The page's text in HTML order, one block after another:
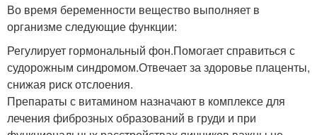
Во время беременности вещество выполняет в
организме следующие функции:
Регулирует гормональный фон.Помогает справиться с
судорожным синдромом.Отвечает за здоровье плаценты,
снижая риск отслоения.
Препараты с витамином назначают в комплексе для
лечения фиброзных образований в груди и при